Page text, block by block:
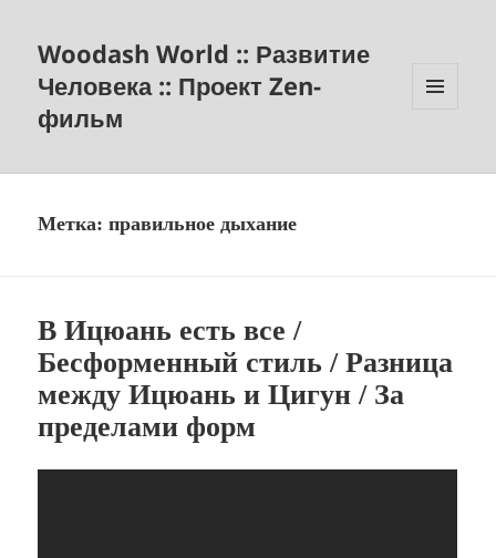
Woodash World :: Развитие
Человека :: Проект Zen-
фильм
Метка:правильное дыхание
В Ицюань есть все /
Бесформенный стиль / Разница
между Ицюань и Цигун / За
пределами форм